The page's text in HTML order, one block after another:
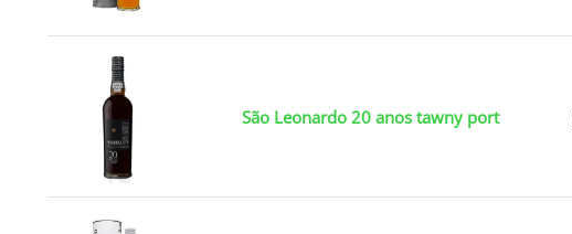
São Leonardo 20 anos tawny port